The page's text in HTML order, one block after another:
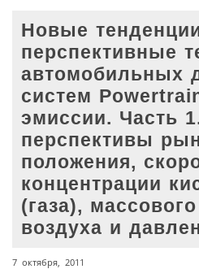
Новые
перспективные
автомобильных
систем
эмиссии. Часть
перспективы
положения,
концентрации
(газа),
воздуха и
7 октября, 2011